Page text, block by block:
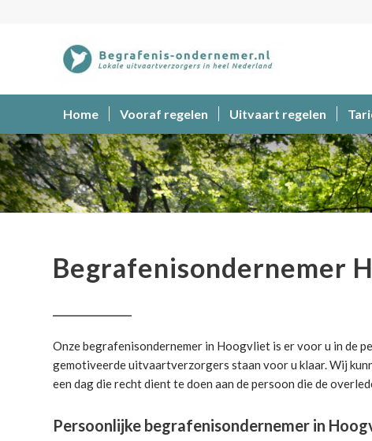
Home Vooraf regelen Uitvaart regelen
Begrafenisondernemer
Onze begrafenisondernemer in Hoogvliet is er voor u in de
gemotiveerde uitvaartverzorgers staan voor u klaar. Wij
een dag die recht dient te doen aan de persoon die de
Persoonlijke begrafenisondernemer in